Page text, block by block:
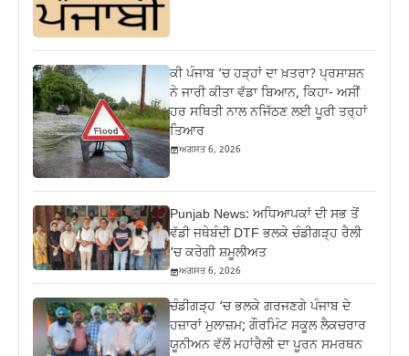
ਕੀ ਪੰਜਾਬ ‘ਚ ਹੜ੍ਹਾਂ ਦਾ ਖ਼ਤਰਾ? ਪ੍ਰਸਾਸ਼ਨ
ਨੇ ਜਾਰੀ ਕੀਤਾ ਵੱਡਾ ਬਿਆਨ, ਕਿਹਾ- ਅਸੀਂ
ਹਰ ਸਥਿਤੀ ਨਾਲ ਨਜਿੱਠਣ ਲਈ ਪੂਰੀ ਤਰ੍ਹਾਂ
ਤਿਆਰ
ਅਗਸਤ 6, 2026
Punjab News: ਅਧਿਆਪਕਾਂ ਦੀ ਸਭ ਤੋਂ
ਵੱਡੀ ਜਥੇਬੰਦੀ DTF ਭਲਕੇ ਚੰਡੀਗੜ੍ਹ ਰੈਲੀ
‘ਚ ਕਰੇਗੀ ਸ਼ਮੂਲੀਅਤ
ਅਗਸਤ 6, 2026
ਚੰਡੀਗੜ੍ਹ ‘ਚ ਭਲਕੇ ਗਰਜਣਗੇ ਪੰਜਾਬ ਦੇ
ਹਜ਼ਾਰਾਂ ਮੁਲਾਜ਼ਮ; ਗੌਰਮਿੰਟ ਸਕੂਲ ਲੈਕਚਰਾਰ
ਯੂਨੀਅਨ ਵੱਲੋਂ ਮਹਾਂਰੈਲੀ ਦਾ ਪੂਰਨ ਸਮਰਥਨ